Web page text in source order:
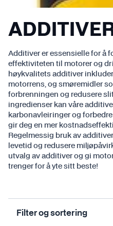
Additiver er essensielle for å
effektiviteten til motorer og
høykvalitets additiver
motorrens, og smøremidler
forbrenningen og redusere
ingredienser kan våre
karbonavleiringer og
gir deg en mer
Regelmessig bruk av
levetid og redusere
utvalg av additiver og gi
trenger for å yte sitt beste!
Filter og sortering